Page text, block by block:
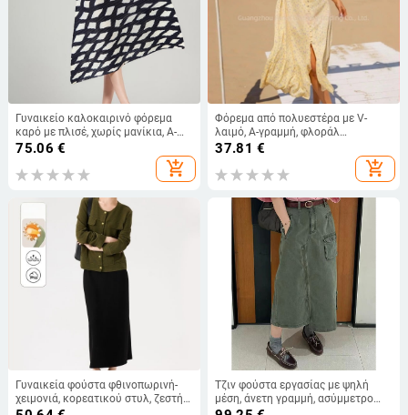
Γυναικείο καλοκαιρινό φόρεμα
καρό με πλισέ, χωρίς μανίκια, Α-
γραμμή, μακριό, λαιμόκοψη
75.06 €
add_shopping_cart
Φόρεμα από πολυεστέρα με V-
λαιμό, Α-γραμμή, φλοράλ
εκτύπωση, φουσκωτές μανίκες,
στη μέση τονισμένος, γαλλικό
στυλ, καλοκαίρι 2025
37.81 €
add_shopping_cart
Γυναικεία φούστα φθινοπωρινή-
χειμονιά, κορεατικού στυλ, ζεστή
Τζιν φούστα εργασίας με ψηλή
μέση, άνετη γραμμή, ασύμμετρο